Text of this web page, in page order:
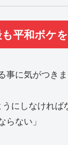
平和ボケ
に気がつきま
にしなけれ
ない」